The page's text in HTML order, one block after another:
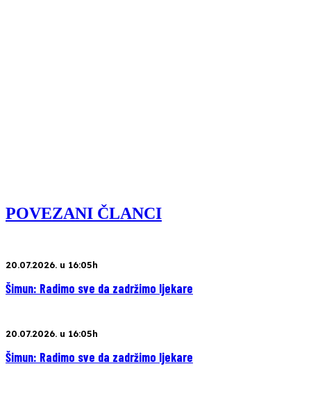
POVEZANI ČLANCI
20.07.2026. u 16:05h
Šimun: Radimo sve da zadržimo ljekare
20.07.2026. u 16:05h
Šimun: Radimo sve da zadržimo ljekare